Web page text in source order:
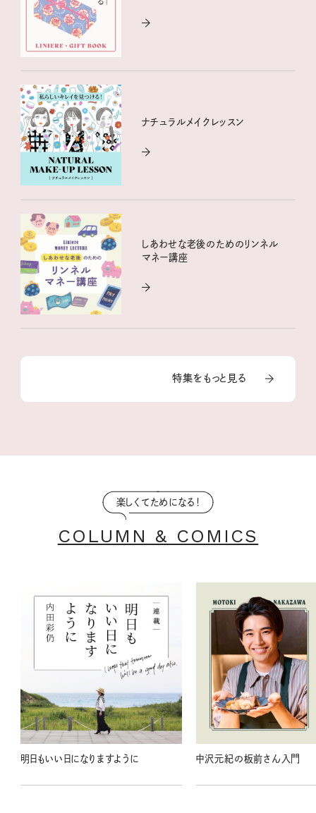
ナチュラルメイクレッスン
しあわせな老後のためのリンネル
マネー講座
特集をもっと見る
楽しくてためになる！
COLUMN & COMICS
明日もいい日になりますように 中沢元紀の板前さん入門